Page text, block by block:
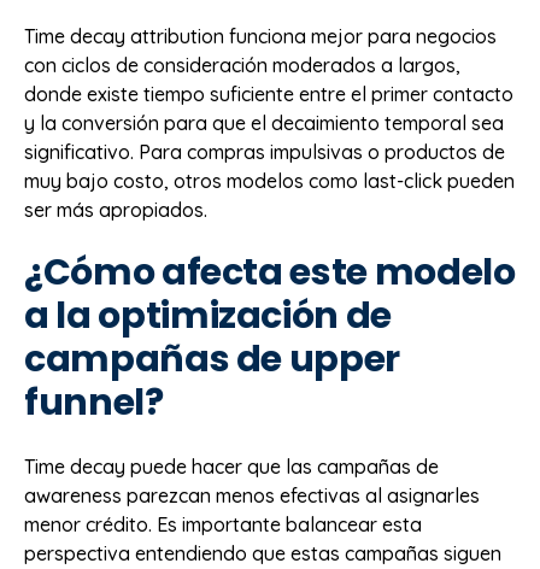
Time decay attribution funciona mejor para negocios
con ciclos de consideración moderados a largos,
donde existe tiempo suficiente entre el primer contacto
y la conversión para que el decaimiento temporal sea
significativo. Para compras impulsivas o productos de
muy bajo costo, otros modelos como last-click pueden
ser más apropiados.
¿Cómo afecta este modelo
a la optimización de
campañas de upper
funnel?
Time decay puede hacer que las campañas de
awareness parezcan menos efectivas al asignarles
menor crédito. Es importante balancear esta
perspectiva entendiendo que estas campañas siguen